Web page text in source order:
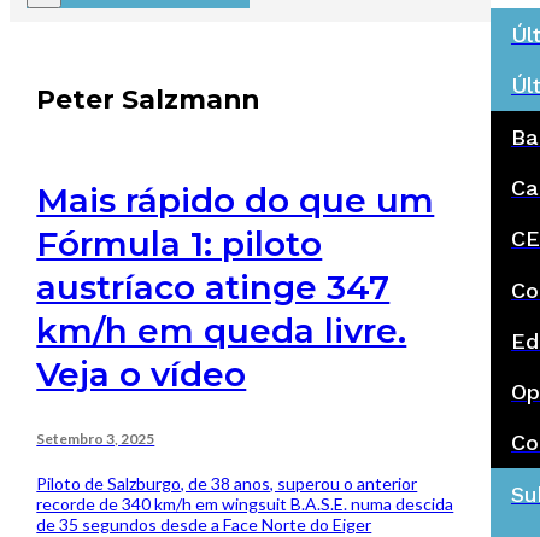
Peter Salzmann
Mais rápido do que um
Fórmula 1: piloto
austríaco atinge 347
km/h em queda livre.
Veja o vídeo
Setembro 3, 2025
Piloto de Salzburgo, de 38 anos, superou o anterior
recorde de 340 km/h em wingsuit B.A.S.E. numa descida
de 35 segundos desde a Face Norte do Eiger